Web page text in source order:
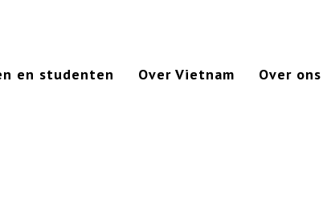
en studenten Over Vietnam Over ons